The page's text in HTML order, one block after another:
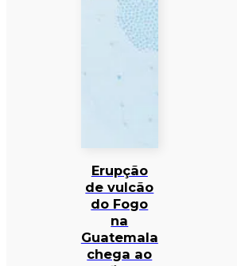
Erupção
de vulcão
do Fogo
na
Guatemala
chega ao